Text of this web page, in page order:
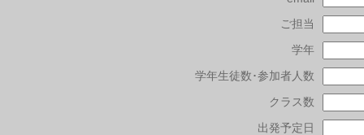
ご担当
学年
学年生徒数･参加者人数
クラス数
出発予定日